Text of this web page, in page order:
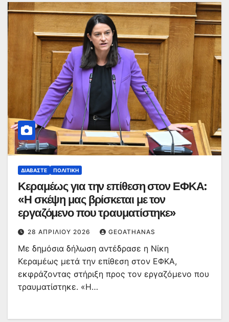
ΔΙΑΒΆΣΤΕ ΠΟΛΙΤΙΚΉ
Κεραμέως για την επίθεση στον ΕΦΚΑ:
«Η σκέψη μας βρίσκεται με τον
εργαζόμενο που τραυματίστηκε»
28 ΑΠΡΙΛΊΟΥ 2026 GEOATHANAS
Με δημόσια δήλωση αντέδρασε η Νίκη
Κεραμέως μετά την επίθεση στον ΕΦΚΑ,
εκφράζοντας στήριξη προς τον εργαζόμενο που
τραυματίστηκε. «Η…